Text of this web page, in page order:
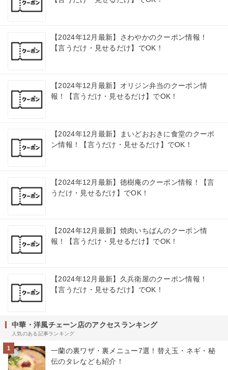
【2024年12月最新】さわやかのクーポン情報！
【言うだけ・見せるだけ】でOK！
【2024年12月最新】オリジン弁当のクーポン情
報！【言うだけ・見せるだけ】でOK！
【2024年12月最新】まいどおおきに食堂のクーポ
ン情報！【言うだけ・見せるだけ】でOK！
【2024年12月最新】徳樹庵のクーポン情報！【言
うだけ・見せるだけ】でOK！
【2024年12月最新】焼肉いちばんのクーポン情
報！【言うだけ・見せるだけ】でOK！
【2024年12月最新】久兵衛屋のクーポン情報！
【言うだけ・見せるだけ】でOK！
中華・洋風チェーン店のアクセスランキング
人気のある記事ランキング
1
一蘭の裏ワザ・裏メニュー7選！替え玉・ネギ・秘
伝のタレなども紹介！